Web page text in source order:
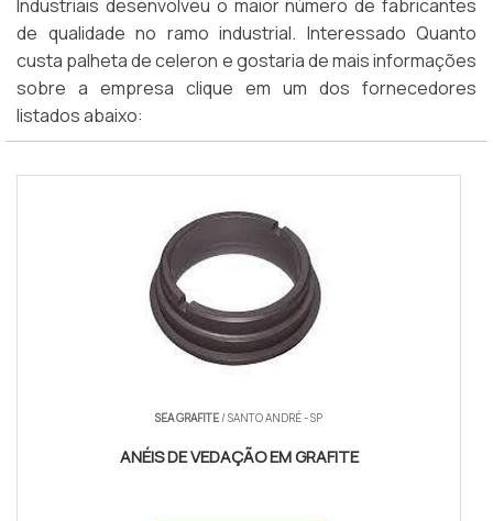
Industriais desenvolveu o maior número de fabricantes
de qualidade no ramo industrial. Interessado Quanto
custa palheta de celeron e gostaria de mais informações
sobre a empresa clique em um dos fornecedores
listados abaixo:
SEA GRAFITE/ SANTO ANDRÉ - SP
ANÉIS DE VEDAÇÃO EM GRAFITE